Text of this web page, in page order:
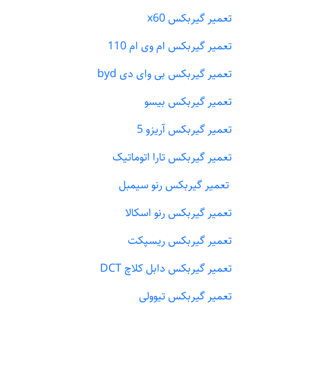
تعمیر گیربکس x60
تعمیر گیربکس ام وی ام 110
تعمیر گیربکس بی وای دی byd
تعمیر گیربکس بیسو
تعمیر گیربکس آریزو 5
تعمیر گیربکس تارا اتوماتیک
تعمیر گیربکس رنو سیمبل
تعمیر گیربکس رنو اسکالا
تعمیر گیربکس ریسپکت
تعمیر گیربکس دابل کلاچ DCT
تعمیر گیربکس تیوولی